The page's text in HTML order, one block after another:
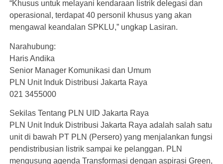
“Khusus untuk melayani kendaraan listrik delegasi dan
operasional, terdapat 40 personil khusus yang akan
mengawal keandalan SPKLU,” ungkap Lasiran.
Narahubung:
Haris Andika
Senior Manager Komunikasi dan Umum
PLN Unit Induk Distribusi Jakarta Raya
021 3455000
Sekilas Tentang PLN UID Jakarta Raya
PLN Unit Induk Distribusi Jakarta Raya adalah salah satu
unit di bawah PT PLN (Persero) yang menjalankan fungsi
pendistribusian listrik sampai ke pelanggan. PLN
mengusung agenda Transformasi dengan aspirasi Green,